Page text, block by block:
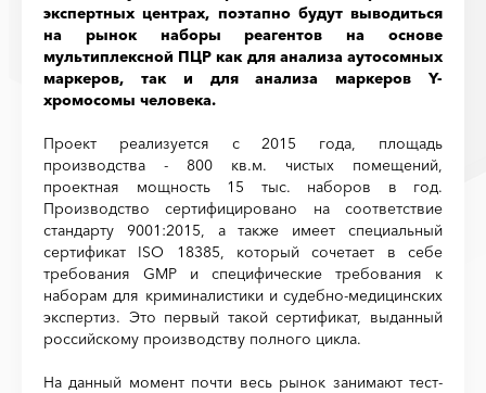
экспертных центрах, поэтапно будут выводиться
на рынок наборы реагентов на основе
мультиплексной ПЦР как для анализа аутосомных
маркеров, так и для анализа маркеров Y-
xромосомы человека.
Проект реализуется с 2015 года, площадь
производства - 800 кв.м. чистых помещений,
проектная мощность 15 тыс. наборов в год.
Производство сертифицировано на соответствие
стандарту 9001:2015, а также имеет специальный
сертификат ISO 18385, который сочетает в себе
требования GMP и специфические требования к
наборам для криминалистики и судебно-медицинских
экспертиз. Это первый такой сертификат, выданный
российскому производству полного цикла.
На данный момент почти весь рынок занимают тест-